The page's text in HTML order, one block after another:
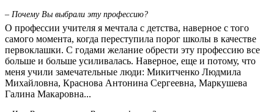
– Почему Вы выбрали эту профессию?
О профессии учителя я мечтала с детства, наверное с того
самого момента, когда переступила порог школы в качестве
первоклашки. С годами желание обрести эту профессию все
больше и больше усиливалась. Наверное, еще и потому, что
меня учили замечательные люди: Микитченко Людмила
Михайловна, Краснова Антонина Сергеевна, Маркушева
Галина Макаровна...